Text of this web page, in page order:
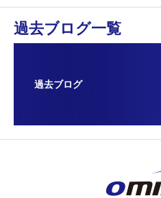
過去ブログ一覧
過去ブログ